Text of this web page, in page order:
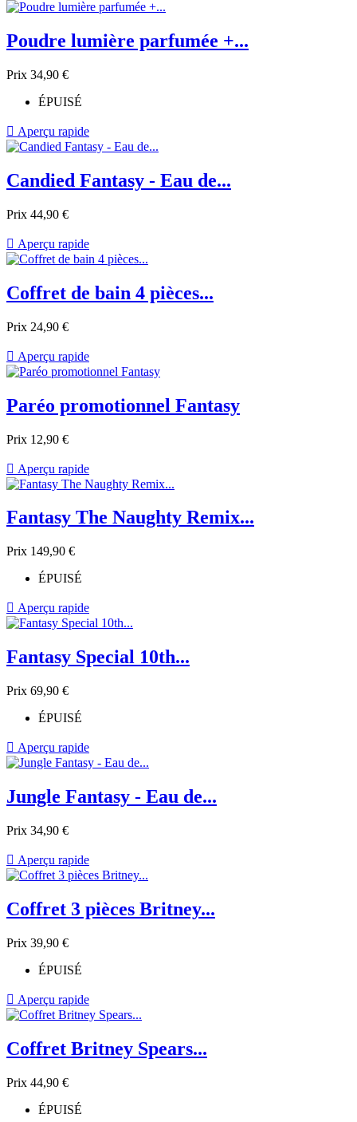
Poudre lumière parfumée +...
Prix 34,90 €
ÉPUISÉ
 Aperçu rapide
Candied Fantasy - Eau de...
Prix 44,90 €
 Aperçu rapide
Coffret de bain 4 pièces...
Prix 24,90 €
 Aperçu rapide
Paréo promotionnel Fantasy
Prix 12,90 €
 Aperçu rapide
Fantasy The Naughty Remix...
Prix 149,90 €
ÉPUISÉ
 Aperçu rapide
Fantasy Special 10th...
Prix 69,90 €
ÉPUISÉ
 Aperçu rapide
Jungle Fantasy - Eau de...
Prix 34,90 €
 Aperçu rapide
Coffret 3 pièces Britney...
Prix 39,90 €
ÉPUISÉ
 Aperçu rapide
Coffret Britney Spears...
Prix 44,90 €
ÉPUISÉ